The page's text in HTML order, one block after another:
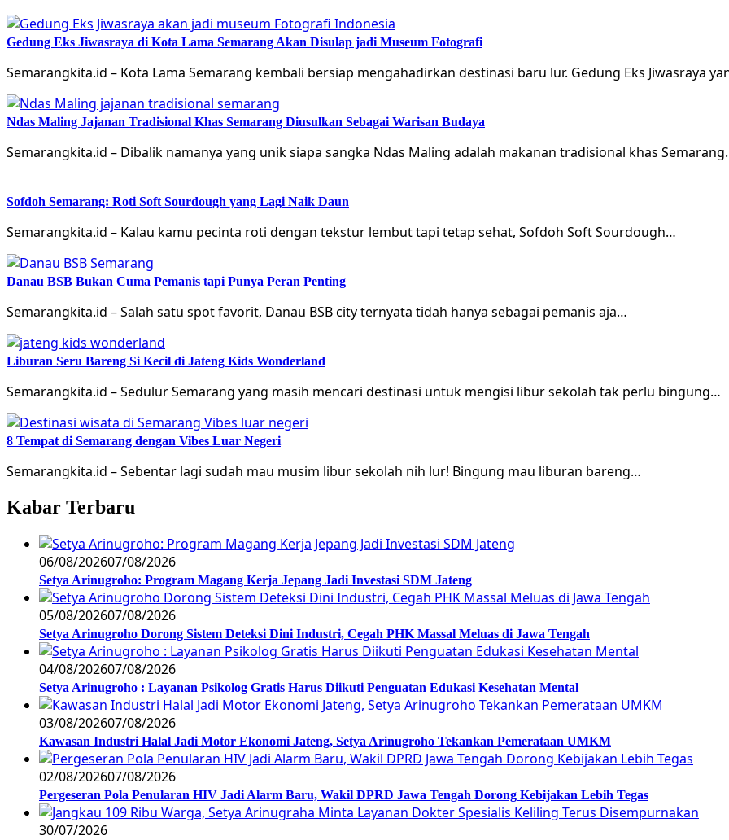
Gedung Eks Jiwasraya di Kota Lama Semarang Akan Disulap jadi Museum Fotografi
Semarangkita.id – Kota Lama Semarang kembali bersiap mengahadirkan destinasi baru lur. Gedung Eks Jiwasraya
Ndas Maling Jajanan Tradisional Khas Semarang Diusulkan Sebagai Warisan Budaya
Semarangkita.id – Dibalik namanya yang unik siapa sangka Ndas Maling adalah makanan tradisional khas
Sofdoh Semarang: Roti Soft Sourdough yang Lagi Naik Daun
Semarangkita.id – Kalau kamu pecinta roti dengan tekstur lembut tapi tetap sehat, Sofdoh Soft Sourdough…
Danau BSB Bukan Cuma Pemanis tapi Punya Peran Penting
Semarangkita.id – Salah satu spot favorit, Danau BSB city ternyata tidah hanya sebagai pemanis aja…
Liburan Seru Bareng Si Kecil di Jateng Kids Wonderland
Semarangkita.id – Sedulur Semarang yang masih mencari destinasi untuk mengisi libur sekolah tak perlu bingung…
8 Tempat di Semarang dengan Vibes Luar Negeri
Semarangkita.id – Sebentar lagi sudah mau musim libur sekolah nih lur! Bingung mau liburan bareng…
Kabar Terbaru
06/08/202607/08/2026
Setya Arinugroho: Program Magang Kerja Jepang Jadi Investasi SDM Jateng
05/08/202607/08/2026
Setya Arinugroho Dorong Sistem Deteksi Dini Industri, Cegah PHK Massal Meluas di Jawa Tengah
04/08/202607/08/2026
Setya Arinugroho : Layanan Psikolog Gratis Harus Diikuti Penguatan Edukasi Kesehatan Mental
03/08/202607/08/2026
Kawasan Industri Halal Jadi Motor Ekonomi Jateng, Setya Arinugroho Tekankan Pemerataan UMKM
02/08/202607/08/2026
Pergeseran Pola Penularan HIV Jadi Alarm Baru, Wakil DPRD Jawa Tengah Dorong Kebijakan Lebih Tegas
30/07/2026